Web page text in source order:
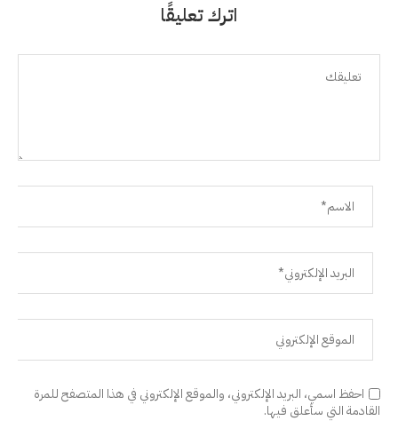
اترك تعليقًا
احفظ اسمي، البريد الإلكتروني، والموقع الإلكتروني في هذا المتصفح للمرة
القادمة التي سأعلق فيها.